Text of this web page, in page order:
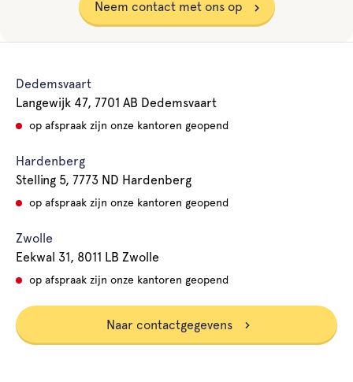
Neem contact met ons op
Dedemsvaart
Langewijk 47, 7701 AB Dedemsvaart
op afspraak zijn onze kantoren geopend
Hardenberg
Stelling 5, 7773 ND Hardenberg
op afspraak zijn onze kantoren geopend
Zwolle
Eekwal 31, 8011 LB Zwolle
op afspraak zijn onze kantoren geopend
Naar contactgegevens